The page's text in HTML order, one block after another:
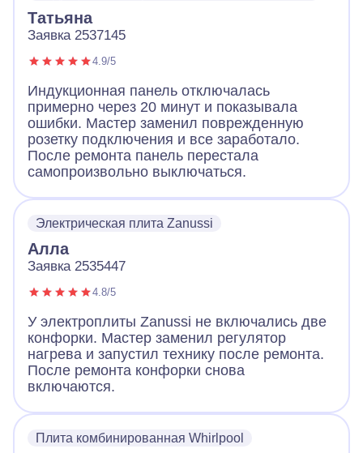
Татьяна
Заявка 2537145
4.9/5
Индукционная панель отключалась
примерно через 20 минут и показывала
ошибки. Мастер заменил поврежденную
розетку подключения и все заработало.
После ремонта панель перестала
самопроизвольно выключаться.
Электрическая плита Zanussi
Алла
Заявка 2535447
4.8/5
У электроплиты Zanussi не включались две
конфорки. Мастер заменил регулятор
нагрева и запустил технику после ремонта.
После ремонта конфорки снова
включаются.
Плита комбинированная Whirlpool